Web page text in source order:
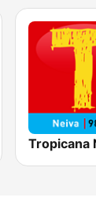
Tropicana